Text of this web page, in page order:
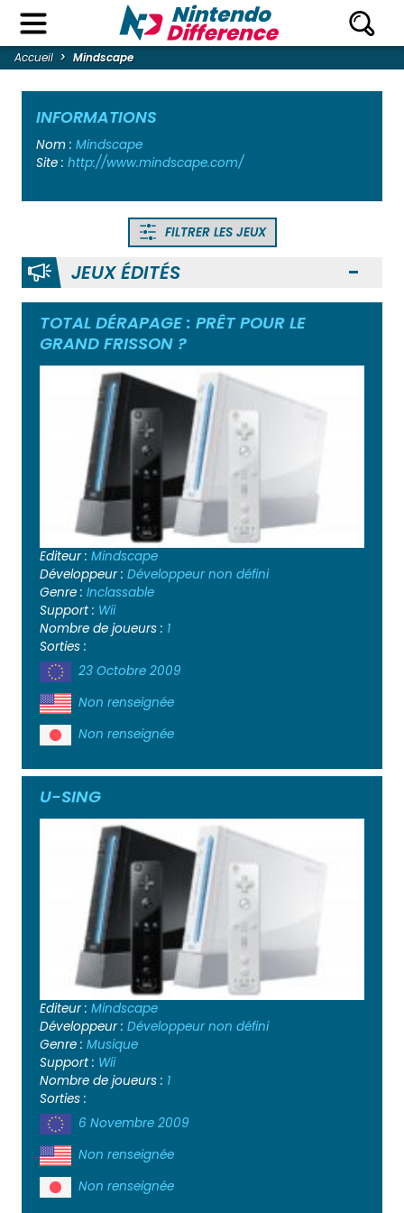
Accueil Mindscape
INFORMATIONS
Nom : Mindscape
Site : http://www.mindscape.com/
FILTRER LES JEUX
JEUX ÉDITÉS
TOTAL DÉRAPAGE : PRÊT POUR LE
GRAND FRISSON ?
Editeur : Mindscape
Développeur : Développeur non défini
Genre : Inclassable
Support : Wii
Nombre de joueurs : 1
Sorties :
23 Octobre 2009
Non renseignée
Non renseignée
U-SING
Editeur : Mindscape
Développeur : Développeur non défini
Genre : Musique
Support : Wii
Nombre de joueurs : 1
Sorties :
6 Novembre 2009
Non renseignée
Non renseignée